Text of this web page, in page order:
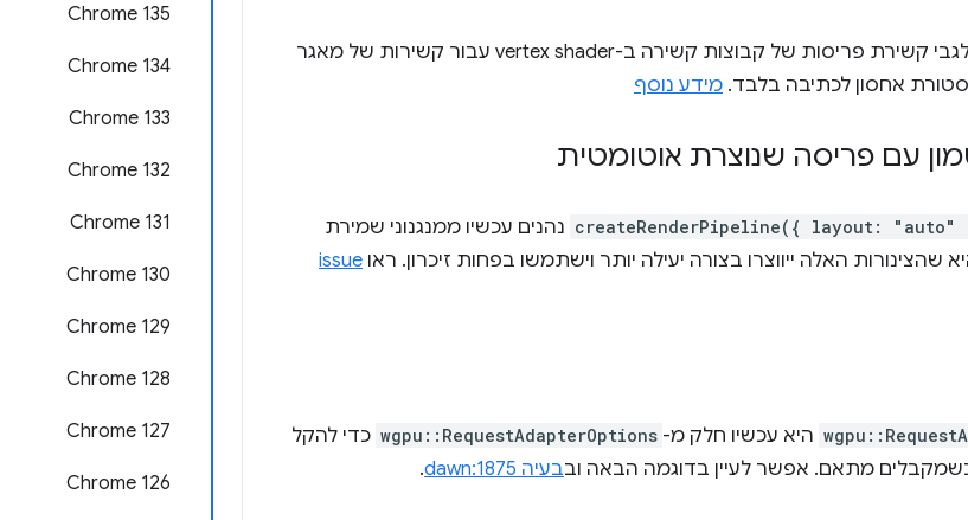
Chrome 135
Chrome 134
Chrome 133
Chrome 132
Chrome 131
Chrome 130
Chrome 129
‫Chrome 128
Chrome 127
Chrome 126
שיפרנו את הודעת השגיאה של האימות לגבי קשירת פריסות של קבוצות קשירה ב-vertex shader עבור קשירות של מאגר
אחסון לכתיבה בלבד. מידע נוסף
עם פריסה שנוצרת אוטומטית
createRenderPipeline({ layout: "auto" נהנים עכשיו ממנגנוני שמירת
issue
היא עכשיו חלק מ- wgpu::RequestAdapterOptions כדי להקל
מתאם. אפשר לעיין בדוגמה הבאה ובבעיה dawn:1875 .